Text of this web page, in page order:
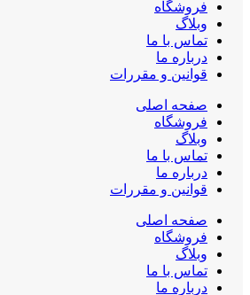
فروشگاه
وبلاگ
تماس با ما
درباره ما
قوانین و مقررات
صفحه اصلی
فروشگاه
وبلاگ
تماس با ما
درباره ما
قوانین و مقررات
صفحه اصلی
فروشگاه
وبلاگ
تماس با ما
درباره ما